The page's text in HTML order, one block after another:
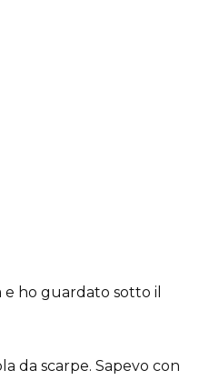
e ho guardato sotto il
da scarpe. Sapevo con